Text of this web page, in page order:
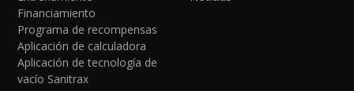
Financiamiento
Programa de recompensas
Aplicación de calculadora
Aplicación de tecnología de
vacío Sanitrax